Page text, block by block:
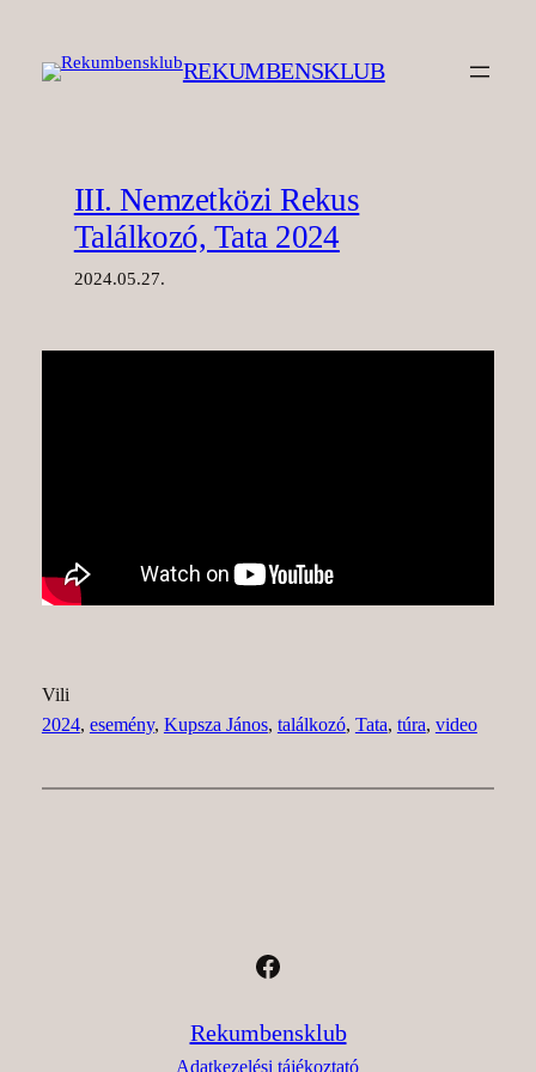
tartalomhoz
REKUMBENSKLUB
III. Nemzetközi Rekus
Találkozó, Tata 2024
2024.05.27.
Vili
2024, esemény, Kupsza János, találkozó, Tata, túra, video
Facebook
Rekumbensklub
Adatkezelési tájékoztató